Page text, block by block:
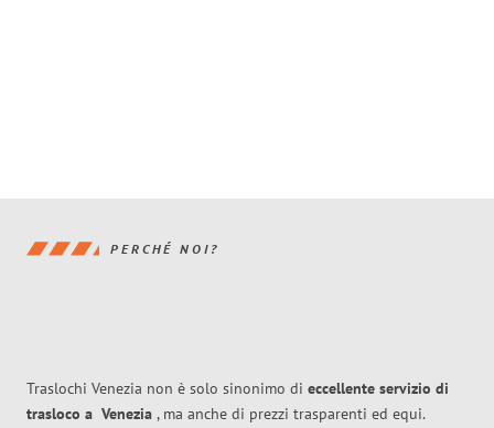
PERCHÉ NOI?
Traslochi Venezia non è solo sinonimo di eccellente servizio di
trasloco a Venezia , ma anche di prezzi trasparenti ed equi.